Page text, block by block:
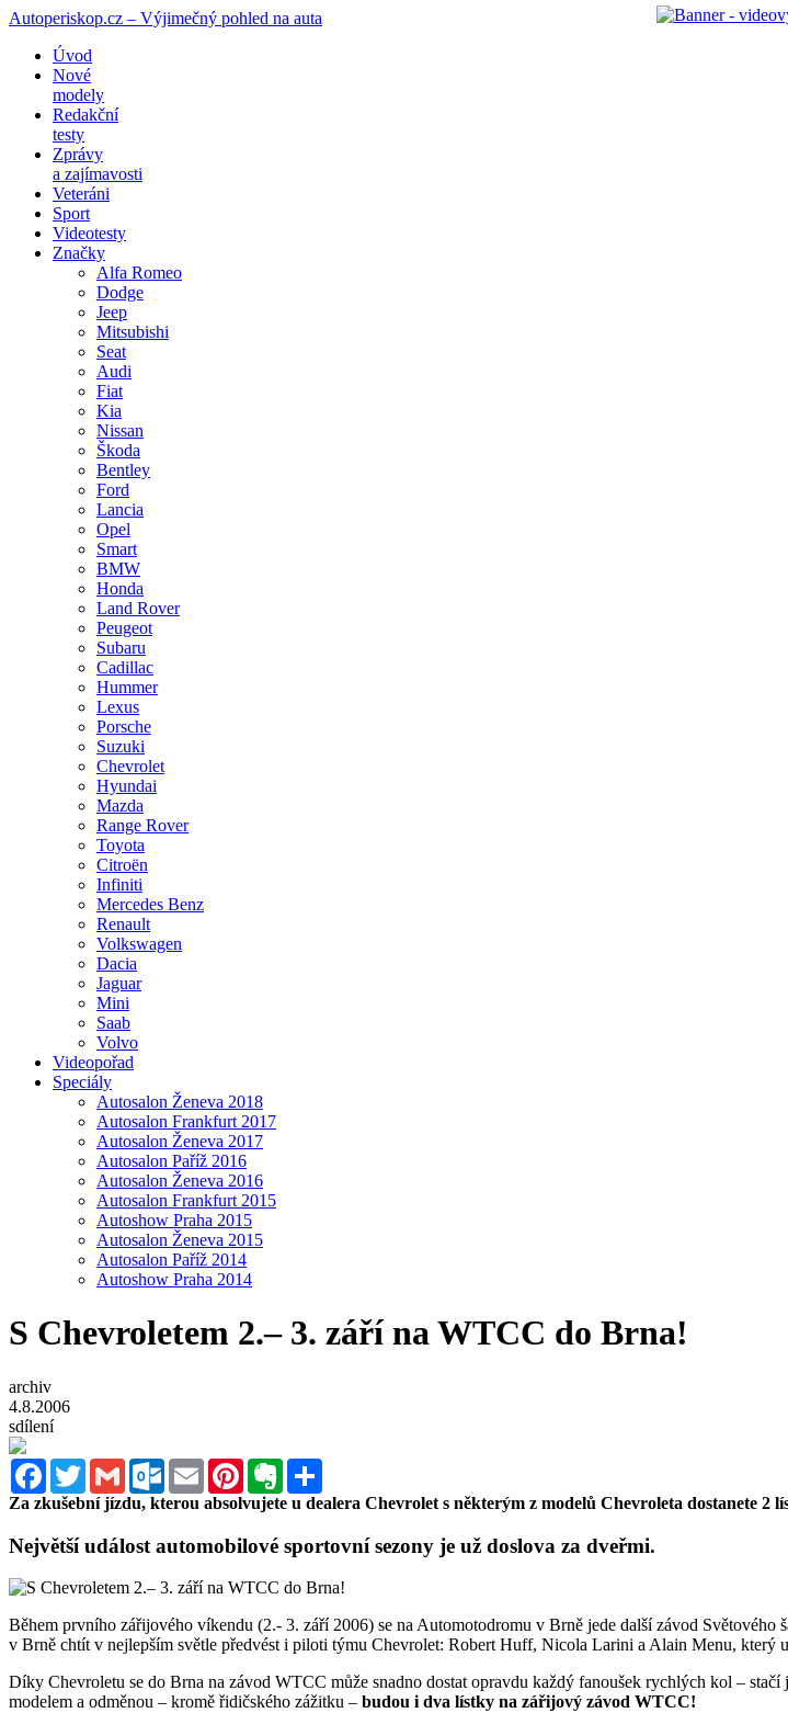
Autoperiskop.cz – Výjimečný pohled na auta
Přejít
obsahu
webu
Úvod
Nové
modely
Redakční
testy
Zprávy
a zajímavosti
Veteráni
Sport
Videotesty
Značky
Alfa Romeo
Dodge
Jeep
Mitsubishi
Seat
Audi
Fiat
Kia
Nissan
Škoda
Bentley
Ford
Lancia
Opel
Smart
BMW
Honda
Land Rover
Peugeot
Subaru
Cadillac
Hummer
Lexus
Porsche
Suzuki
Chevrolet
Hyundai
Mazda
Range Rover
Toyota
Citroën
Infiniti
Mercedes Benz
Renault
Volkswagen
Dacia
Jaguar
Mini
Saab
Volvo
Videopořad
Speciály
Autosalon Ženeva 2018
Autosalon Frankfurt 2017
Autosalon Ženeva 2017
Autosalon Paříž 2016
Autosalon Ženeva 2016
Autosalon Frankfurt 2015
Autoshow Praha 2015
Autosalon Ženeva 2015
Autosalon Paříž 2014
Autoshow Praha 2014
S Chevroletem 2.– 3. září na WTCC do Brna!
archiv
4.8.2006
sdílení
FacebookTwitterGmail Outlook.com
Email PinterestEvernote
Za zkušební jízdu, kterou absolvujete u dealera Chevrolet s některým z modelů Chevroleta dostanete 2
Největší událost automobilové sportovní sezony je už doslova za dveřmi.
Během prvního zářijového víkendu (2.- 3. září 2006) se na Automotodromu v Brně jede další závod
v Brně chtít v nejlepším světle předvést i piloti týmu Chevrolet: Robert Huff, Nicola Larini a Alain Menu, který
Díky Chevroletu se do Brna na závod WTCC může snadno dostat opravdu každý fanoušek rychlých kol – stačí
modelem a odměnou – kromě řidičského zážitku – budou i dva lístky na zářijový závod WTCC!